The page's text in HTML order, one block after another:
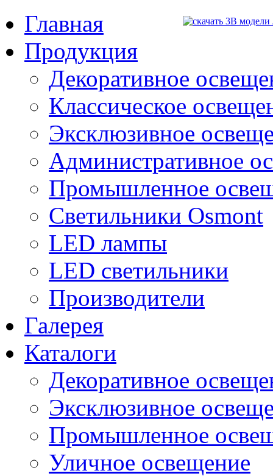
Главная
Продукция
Декоративное
Классическое
Эксклюзивное
Административное
Промышленное
Светильники Osmont
LED лампы
LED светильники
Производители
Галерея
Каталоги
Декоративное
Эксклюзивное
Промышленное
Уличное освещение